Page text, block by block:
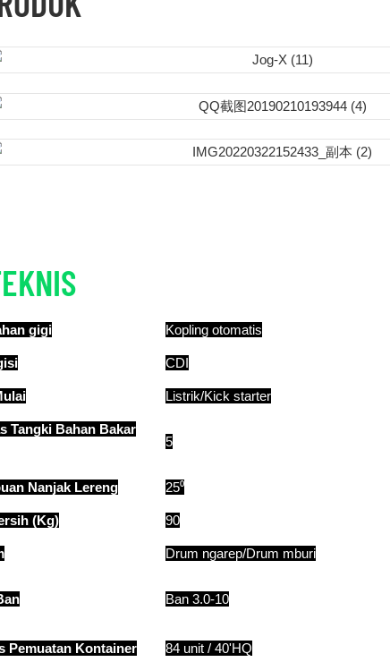
gigi Kopling otomatis
CDI
Listrik/Kick starter
Tangki Bahan Bakar
5
Nanjak Lereng 25⁰
(Kg) 90
Drum ngarep/Drum mburi
Ban 3.0-10
Pemuatan Kontainer 84 unit / 40'HQ